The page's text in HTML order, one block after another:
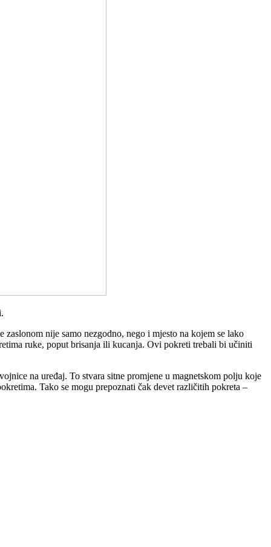
nije samo nezgodno, nego i mjesto na kojem se lako
ruke, poput brisanja ili kucanja. Ovi pokreti trebali bi učiniti
na uređaj. To stvara sitne promjene u magnetskom polju koje
Tako se mogu prepoznati čak devet različitih pokreta –